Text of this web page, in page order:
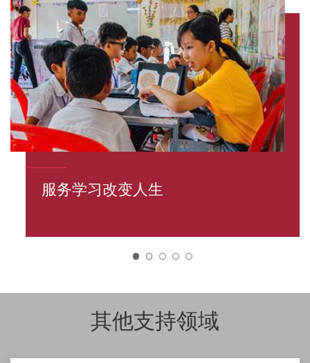
服务学习改变人生
开拓国际视野
把握机会成就卓越
充分发挥运动员潜能
培育世界公民
其他支持领域